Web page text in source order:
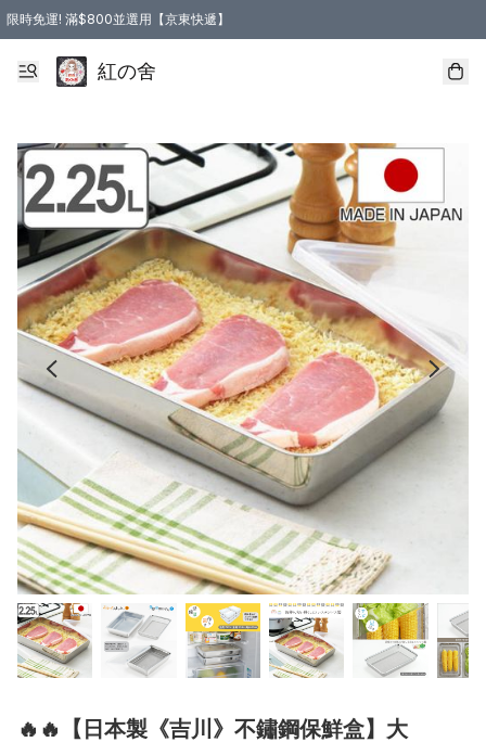
限時免運! 滿$800並選用【京東快遞】
紅の舍
🔥🔥【日本製《吉川》不鏽鋼保鮮盒】大